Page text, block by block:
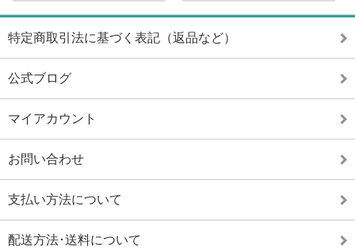
特定商取引法に基づく表記（返品など）
公式ブログ
マイアカウント
お問い合わせ
支払い方法について
配送方法･送料について